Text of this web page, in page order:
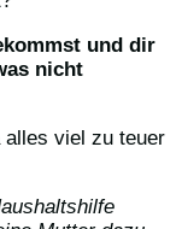
und dir
nicht
viel zu teuer